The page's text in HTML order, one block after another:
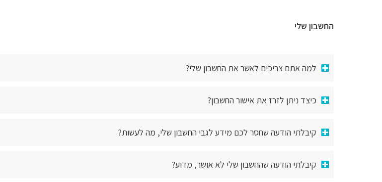
החשבון שלי
למה אתם צריכים לאשר את החשבון שלי?
כיצד ניתן לזרז את אישור החשבון?
קיבלתי הודעה שחסר לכם מידע לגבי החשבון שלי, מה לעשות?
קיבלתי הודעה שהחשבון שלי לא אושר, מדוע?